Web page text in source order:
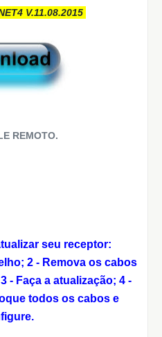
V.11.08.2015
REMOTO.
seu receptor:
2 - Remova os cabos
3 - Faça a atualização; 4 -
todos os cabos e